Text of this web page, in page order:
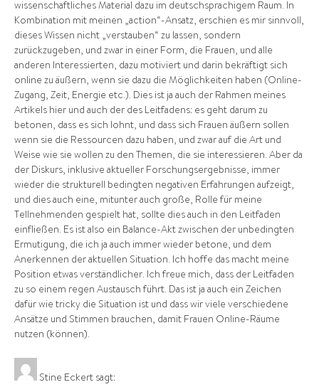
wissenschaftliches Material dazu im deutschsprachigem Raum. In
Kombination mit meinen „action“-Ansatz, erschien es mir sinnvoll,
dieses Wissen nicht „verstauben“ zu lassen, sondern
zurückzugeben, und zwar in einer Form, die Frauen, und alle
anderen Interessierten, dazu motiviert und darin bekräftigt sich
online zu äußern, wenn sie dazu die Möglichkeiten haben (Online-
Zugang, Zeit, Energie etc.). Dies ist ja auch der Rahmen meines
Artikels hier und auch der des Leitfadens: es geht darum zu
betonen, dass es sich lohnt, und dass sich Frauen äußern sollen
wenn sie die Ressourcen dazu haben, und zwar auf die Art und
Weise wie sie wollen zu den Themen, die sie interessieren. Aber da
der Diskurs, inklusive aktueller Forschungsergebnisse, immer
wieder die strukturell bedingten negativen Erfahrungen aufzeigt,
und dies auch eine, mitunter auch große, Rolle für meine
Tellnehmenden gespielt hat, sollte dies auch in den Leitfaden
einfließen. Es ist also ein Balance-Akt zwischen der unbedingten
Ermutigung, die ich ja auch immer wieder betone, und dem
Anerkennen der aktuellen Situation. Ich hoffe das macht meine
Position etwas verständlicher. Ich freue mich, dass der Leitfaden
zu so einem regen Austausch führt. Das ist ja auch ein Zeichen
dafür wie tricky die Situation ist und dass wir viele verschiedene
Ansätze und Stimmen brauchen, damit Frauen Online-Räume
nutzen (können).
Stine Eckert sagt: